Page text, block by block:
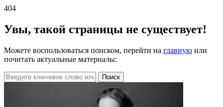
404
Увы, такой страницы не существует!
Можете воспользоваться поиском, перейти на главную или
почитать актуальные материалы:
Поиск